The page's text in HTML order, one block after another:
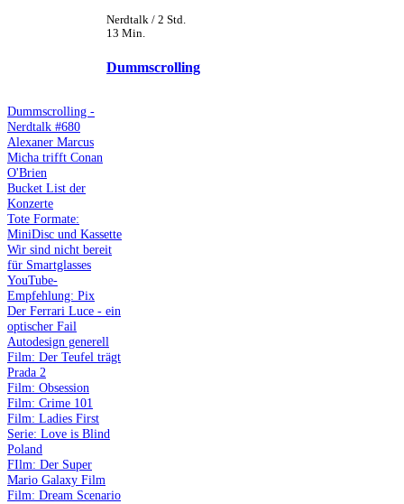
Nerdtalk / 2 Std.
13 Min.
Dummscrolling
Dummscrolling -
Nerdtalk #680
Alexaner Marcus
Micha trifft Conan
O'Brien
Bucket List der
Konzerte
Tote Formate:
MiniDisc und Kassette
Wir sind nicht bereit
für Smartglasses
YouTube-
Empfehlung: Pix
Der Ferrari Luce - ein
optischer Fail
Autodesign generell
Film: Der Teufel trägt
Prada 2
Film: Obsession
Film: Crime 101
Film: Ladies First
Serie: Love is Blind
Poland
FIlm: Der Super
Mario Galaxy Film
Film: Dream Scenario